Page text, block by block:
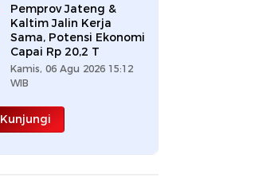
Pemprov Jateng &
Kaltim Jalin Kerja
Sama, Potensi Ekonomi
Capai Rp 20,2 T
Kamis, 06 Agu 2026 15:12
WIB
Kunjungi